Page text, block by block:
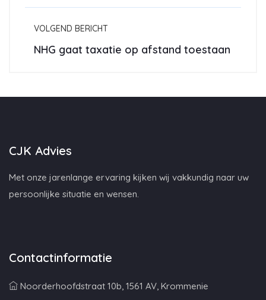
VOLGEND BERICHT
NHG gaat taxatie op afstand toestaan
CJK Advies
Met onze jarenlange ervaring kijken wij vakkundig naar uw
persoonlijke situatie en wensen.
Contactinformatie
Noorderhoofdstraat 10b, 1561 AV, Krommenie